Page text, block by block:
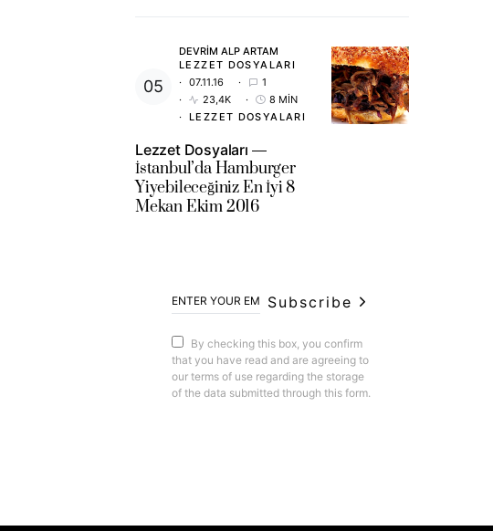
DEVRIM ALP ARTAM
LEZZET DOSYALARI
07.11.16
1
23,4K
8 MIN
LEZZET DOSYALARI
Lezzet Dosyaları
İstanbul’da Hamburger
Yiyebileceğiniz En İyi 8
Mekan Ekim 2016
Subscribe
By checking this box, you confirm
that you have read and are agreeing to
our terms of use regarding the storage
of the data submitted through this form.